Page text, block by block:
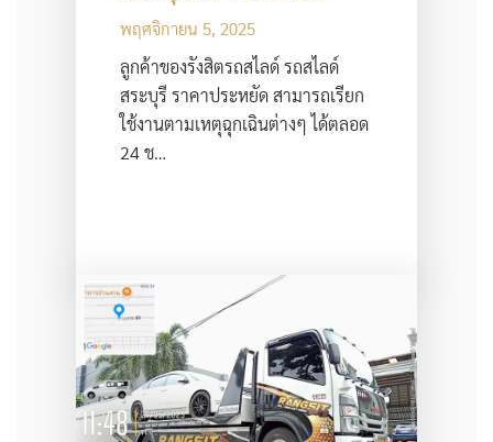
พฤศจิกายน 5, 2025
ลูกค้าของรังสิตรถสไลด์ รถสไลด์
สระบุรี ราคาประหยัด สามารถเรียก
ใช้งานตามเหตุฉุกเฉินต่างๆ ได้ตลอด
24 ช…